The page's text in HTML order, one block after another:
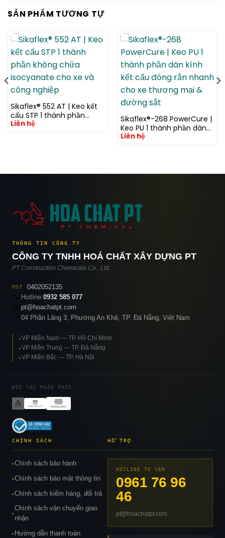
SẢN PHẨM TƯƠNG TỰ
Sikaflex® 552 AT | Keo kết
cấu STP 1 thành phần
không chứa isocyanate
Liên hệ
Sikaflex®-268 PowerCure |
Keo PU 1 thành phần dán
kính kết cấu đóng rắn
Liên hệ
THÔNG TIN CÔNG TY
CÔNG TY TNHH HOÁ CHẤT XÂY DỰNG PT
PT Construction Chemicals Co., Ltd.
MST
0402052135
📞 Hotline:0932 585 077
pt@hoachatpt.com
04 Phần Lăng 3, Phường An Khê, TP. Đà Nẵng, Việt Nam
▸VP Miền Nam — TP. Hồ Chí Minh
▸VP Miền Trung — TP. Đà Nẵng
▸VP Miền Bắc — TP. Hà Nội
ĐỐI TÁC PHÂN PHỐI
CHÍNH SÁCH
▸Chính sách bảo hành
▸Chính sách bảo mật thông tin
▸Chính sách kiểm hàng, đổi trả
▸
Chính sách vận chuyển giao
nhận
▸ Hướng dẫn thanh toán
HỖ TRỢ
HOTLINE TƯ VẤN
0961 76 96
46
pt@hoachatpt.com